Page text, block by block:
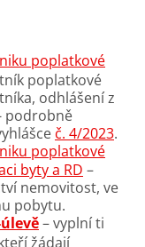
poplatkové
poplatkové
odhlášení z
podrobně
č. 4/2023.
poplatkové
byty a RD –
nemovitost, ve
pobytu.
– vyplní ti
žádají